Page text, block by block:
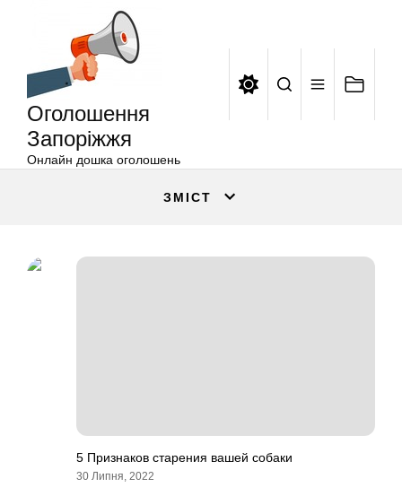
Оголошення
Запоріжжя
Онлайн дошка оголошень
ЗМІСТ
5 Признаков старения вашей собаки
30 Липня, 2022